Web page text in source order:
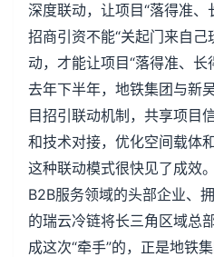
深度联动，让项目“落得准、
招商引资不能“关起门来自
动，才能让项目“落得准、长
去年下半年，地铁集团与新
目招引联动机制，共享项目
和技术对接，优化空间载体
这种联动模式很快见了成效
B2B服务领域的头部企业、
的瑞云冷链将长三角区域总
成这次“牵手”的，正是地铁